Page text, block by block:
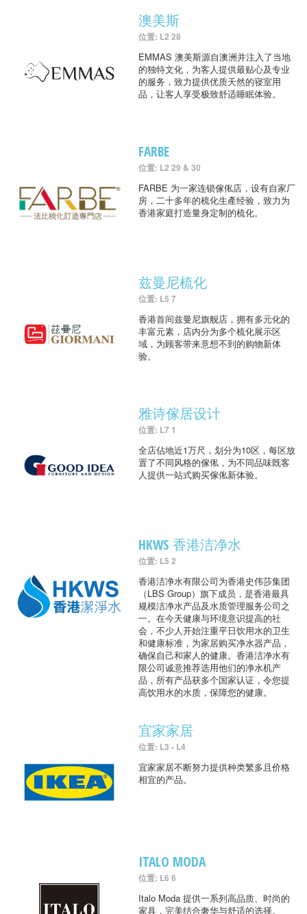
澳美斯
位置: L2 28
EMMAS 澳美斯源自澳洲并注入了当地
的独特文化，为客人提供最贴心及专业
的服务，致力提供优质天然的寝室用
品，让客人享受极致舒适睡眠体验。
FARBE
位置: L2 29 & 30
FARBE 为一家连锁傢俬店，设有自家厂
房，二十多年的梳化生產经验，致力为
香港家庭打造量身定制的梳化。
兹曼尼梳化
位置: L5 7
香港首间兹曼尼旗舰店，拥有多元化的
丰富元素，店内分为多个梳化展示区
域，为顾客带来意想不到的购物新体
验。
雅诗傢居设计
位置: L7 1
全店佔地近1万尺，划分为10区，每区放
置了不同风格的傢俬，为不同品味既客
人提供一站式购买傢俬新体验。
HKWS 香港洁净水
位置: L5 2
香港洁净水有限公司为香港史伟莎集团
（LBS Group）旗下成员，是香港最具
规模洁净水产品及水质管理服务公司之
一。在今天健康与环境意识提高的社
会，不少人开始注重平日饮用水的卫生
和健康标准，为家居购买净水器产品，
确保自己和家人的健康。香港洁净水有
限公司诚意推荐选用他们的净水机产
品，所有产品获多个国家认证，令您提
高饮用水的水质，保障您的健康。
宜家家居
位置: L3 - L4
宜家家居不断努力提供种类繁多且价格
相宜的产品。
ITALO MODA
位置: L6 6
Italo Moda 提供一系列高品质、时尚的
家具，完美结合奢华与舒适的选择。